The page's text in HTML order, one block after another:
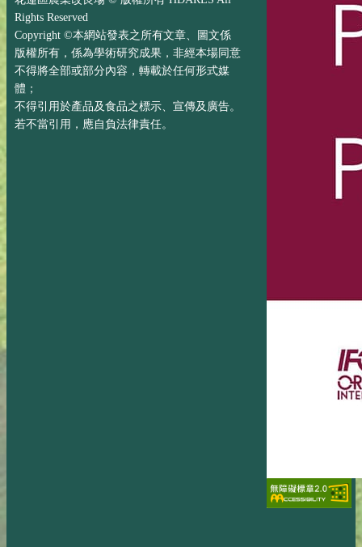
Rights Reserved
Copyright ©本網站發表之所有文章、圖文係
版權所有，係為學術研究成果，非經本場同意
不得將全部或部分內容，轉載於任何形式媒
體；
不得引用於產品及食品之標示、宣傳及廣告。
若不當引用，應自負法律責任。